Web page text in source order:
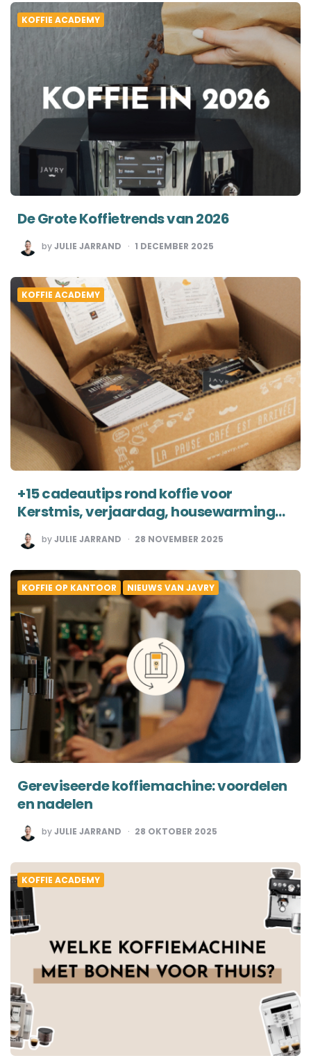
KOFFIE ACADEMY
De Grote Koffietrends van 2026
POSTED
BY
byJULIE JARRAND 1 DECEMBER 2025
KOFFIE ACADEMY
+15 cadeautips rond koffie voor
Kerstmis, verjaardag, housewarming…
POSTED
BY
byJULIE JARRAND 28 NOVEMBER 2025
KOFFIE OP KANTOOR NIEUWS VAN JAVRY
Gereviseerde koffiemachine: voordelen
en nadelen
POSTED
BY
byJULIE JARRAND 28 OKTOBER 2025
KOFFIE ACADEMY